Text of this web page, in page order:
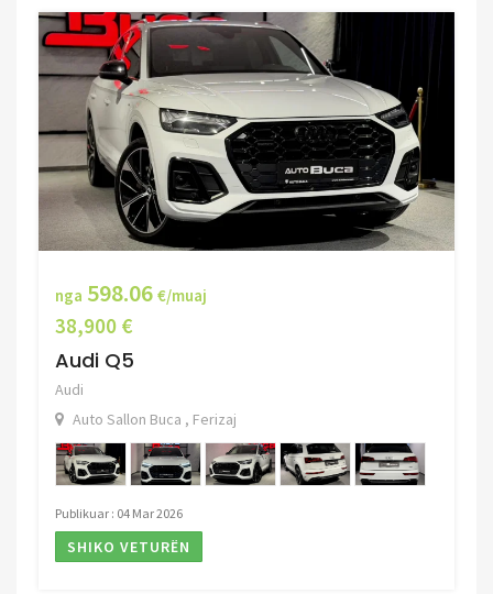
nga 598.06 €/muaj
38,900 €
Audi Q5
Audi
Auto Sallon Buca , Ferizaj
Publikuar : 04 Mar 2026
SHIKO VETURËN